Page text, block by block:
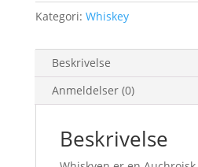
Kategori: Whiskey
Beskrivelse
Anmeldelser (0)
Beskrivelse